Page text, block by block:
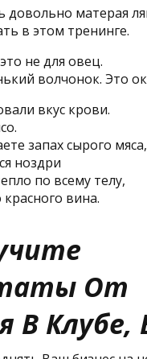
довольно матерая
в этом тренинге.
не для овец.
волчонок. Это
вкус крови.
запах сырого мяса,
ноздри
по всему телу,
вина.
От
В Клубе,